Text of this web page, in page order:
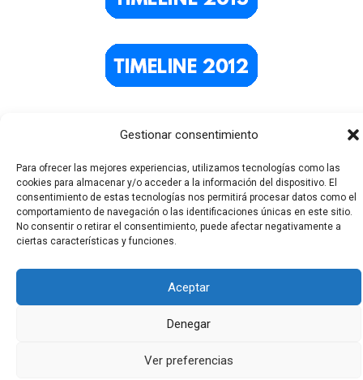
Gestionar consentimiento
Para ofrecer las mejores experiencias, utilizamos tecnologías como las
cookies para almacenar y/o acceder a la información del dispositivo. El
consentimiento de estas tecnologías nos permitirá procesar datos como el
comportamiento de navegación o las identificaciones únicas en este sitio.
No consentir o retirar el consentimiento, puede afectar negativamente a
ciertas características y funciones.
Aceptar
Denegar
Ver preferencias
Todos los derechos © 2026 El Funerario Digital | Funciona